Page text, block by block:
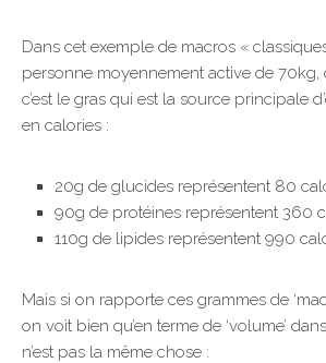
Dans cet exemple de macros «
personne moyennement active de
c’est le gras qui est la source principale
en calories :
20g de glucides représentent 80
90g de protéines représentent 360
110g de lipides représentent 990
Mais si on rapporte ces grammes de
on voit bien qu’en terme de ‘volume’
n’est pas la même chose :